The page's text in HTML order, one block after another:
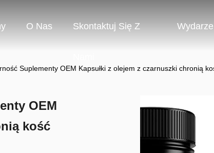
O Nas Skontaktuj Się Z
Suplementy OEM Kapsułki z olejem z czarnuszki chronią
OEM
kość